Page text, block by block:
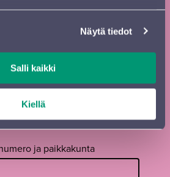
Näytä tiedot
Salli kaikki
Kiellä
ja paikkakunta